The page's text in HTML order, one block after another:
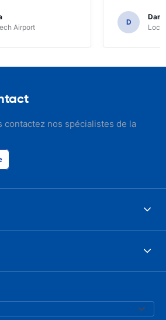
Airport
D
contactez nos spécialistes de la